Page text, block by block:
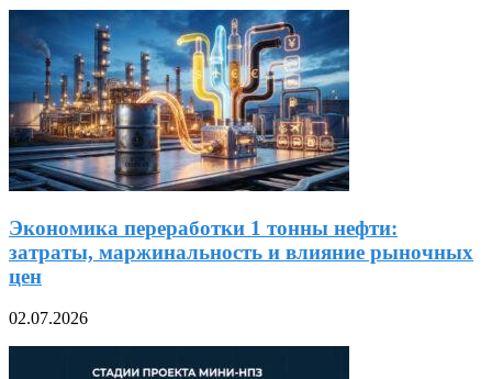
Экономика переработки 1 тонны нефти:
затраты, маржинальность и влияние рыночных
цен
02.07.2026